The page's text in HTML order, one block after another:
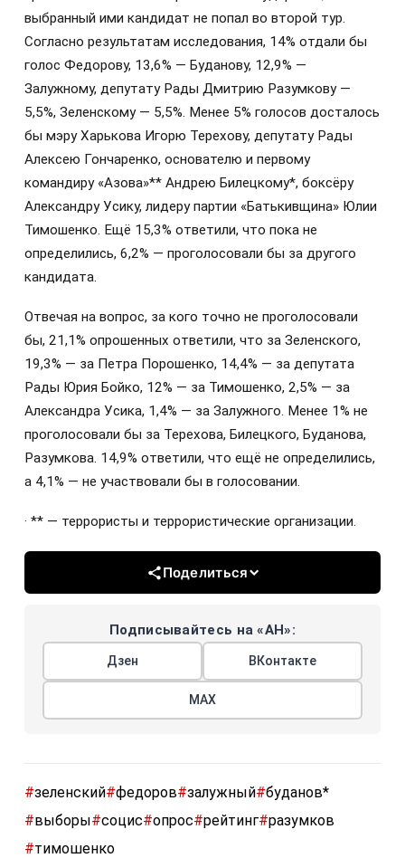
выбранный ими кандидат не попал во второй тур.
Согласно результатам исследования, 14% отдали бы
голос Федорову, 13,6% — Буданову, 12,9% —
Залужному, депутату Рады Дмитрию Разумкову —
5,5%, Зеленскому — 5,5%. Менее 5% голосов досталось
бы мэру Харькова Игорю Терехову, депутату Рады
Алексею Гончаренко, основателю и первому
командиру «Азова»** Андрею Билецкому*, боксёру
Александру Усику, лидеру партии «Батькивщина» Юлии
Тимошенко. Ещё 15,3% ответили, что пока не
определились, 6,2% — проголосовали бы за другого
кандидата.
Отвечая на вопрос, за кого точно не проголосовали
бы, 21,1% опрошенных ответили, что за Зеленского,
19,3% — за Петра Порошенко, 14,4% — за депутата
Рады Юрия Бойко, 12% — за Тимошенко, 2,5% — за
Александра Усика, 1,4% — за Залужного. Менее 1% не
проголосовали бы за Терехова, Билецкого, Буданова,
Разумкова. 14,9% ответили, что ещё не определились,
а 4,1% — не участвовали бы в голосовании.
· ** — террористы и террористические организации.
Поделиться
Подписывайтесь на «АН»:
Дзен ВКонтакте
МАХ
#зеленский#федоров#залужный#буданов*
#выборы#социс#опрос#рейтинг#разумков
#тимошенко